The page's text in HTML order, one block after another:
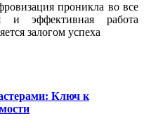
проникла во все
и эффективная работа
залогом успеха
Ключ к